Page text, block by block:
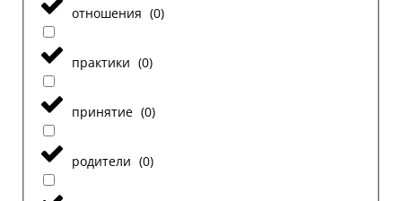
отношения (0)
практики (0)
принятие (0)
родители (0)